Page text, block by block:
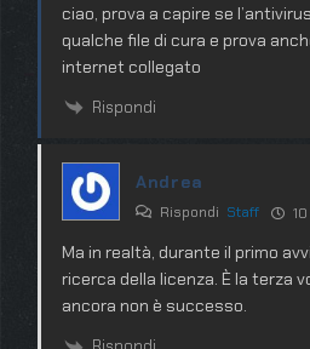
ciao, prova a capire se
qualche file di cura e prova
internet collegato
Rispondi
Andrea
Rispondi Staff
Ma in realtà, durante il primo
ricerca della licenza. È la terza
ancora non è successo.